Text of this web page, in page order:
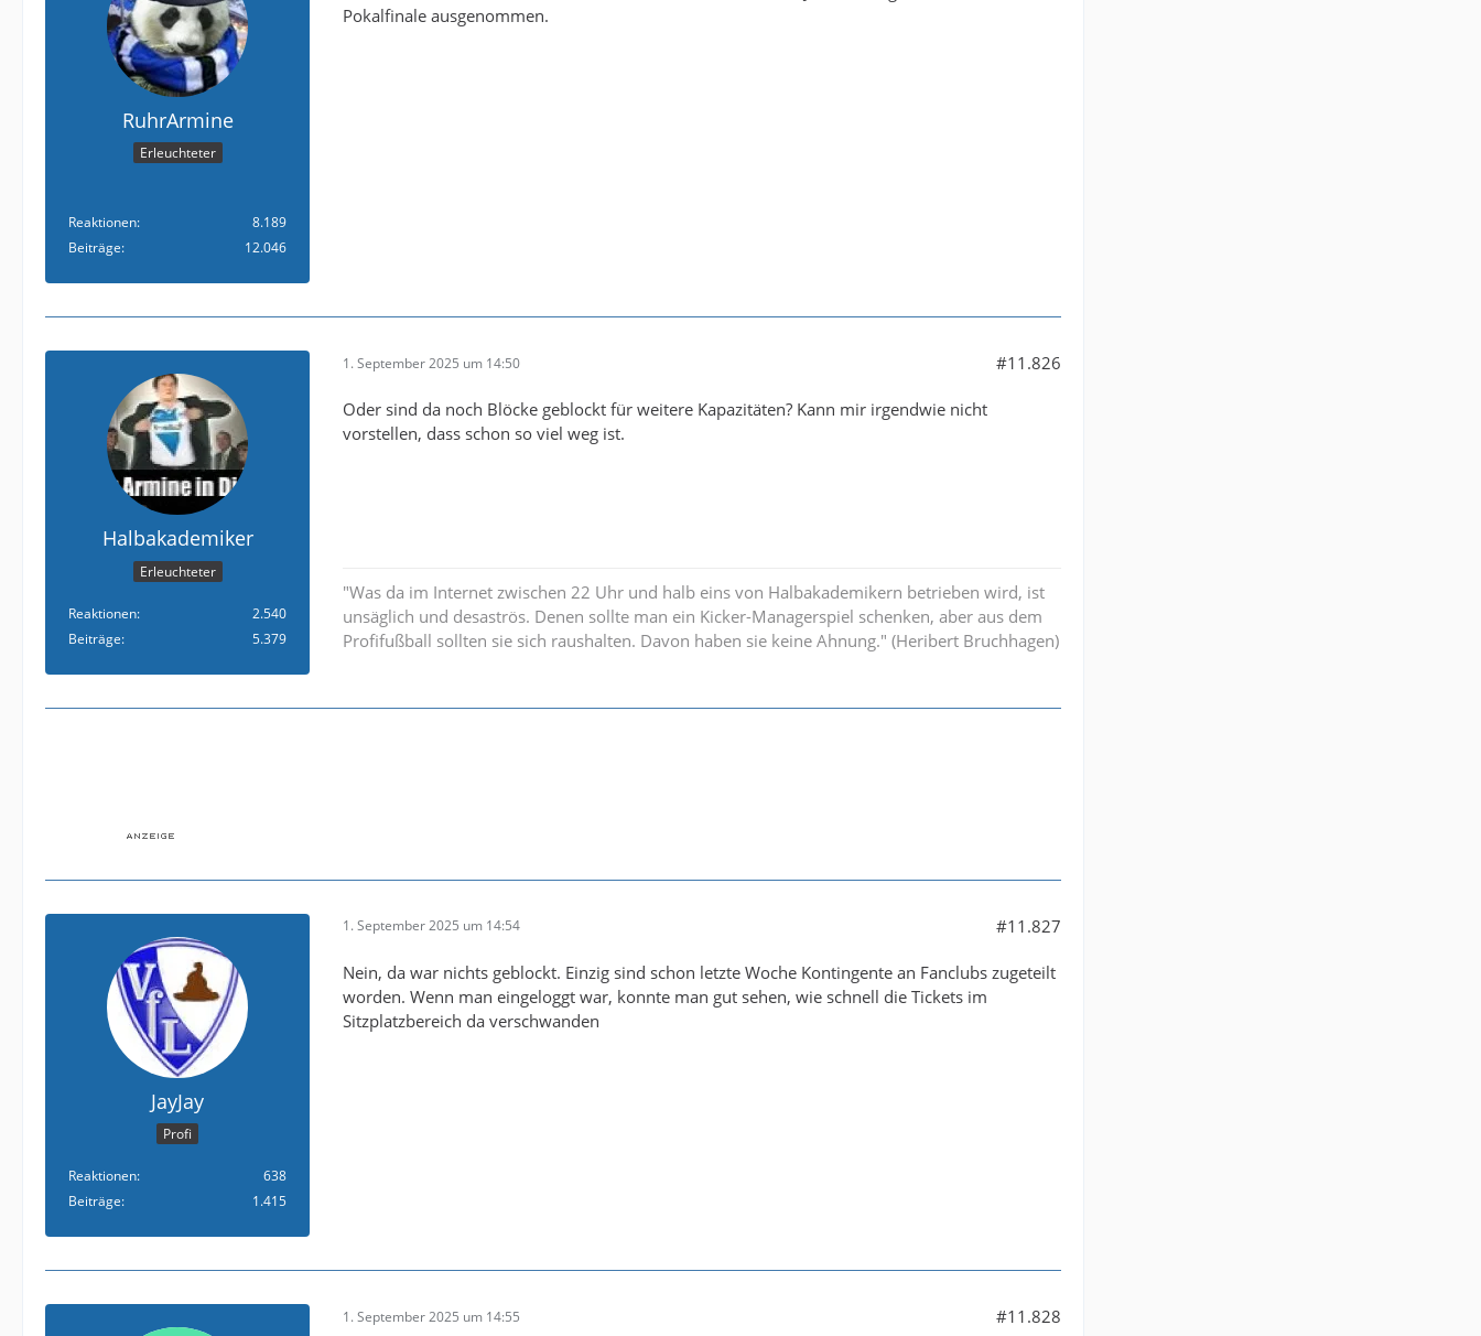
RuhrArmine
Erleuchteter
Reaktionen
8.189
Beiträge
12.046
Pokalfinale ausgenommen.
Halbakademiker
Erleuchteter
Reaktionen
2.540
Beiträge
5.379
1. September 2025 um 14:50 #11.826
Oder sind da noch Blöcke geblockt für weitere Kapazitäten? Kann mir irgendwie nicht
vorstellen, dass schon so viel weg ist.
"Was da im Internet zwischen 22 Uhr und halb eins von Halbakademikern betrieben wird, ist
unsäglich und desaströs. Denen sollte man ein Kicker-Managerspiel schenken, aber aus dem
Profifußball sollten sie sich raushalten. Davon haben sie keine Ahnung." (Heribert Bruchhagen)
JayJay
Profi
Reaktionen
638
Beiträge
1.415
1. September 2025 um 14:54 #11.827
Nein, da war nichts geblockt. Einzig sind schon letzte Woche Kontingente an Fanclubs zugeteilt
worden. Wenn man eingeloggt war, konnte man gut sehen, wie schnell die Tickets im
Sitzplatzbereich da verschwanden
1. September 2025 um 14:55 #11.828